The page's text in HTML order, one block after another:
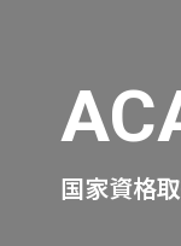
国家資格